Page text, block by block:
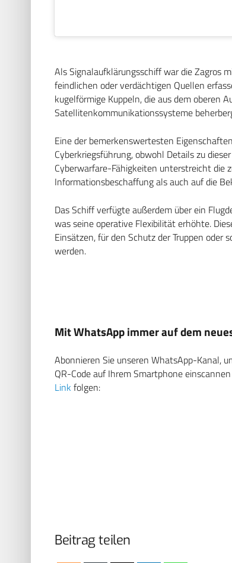
Als Signalaufklärungsschiff war die Zagros
feindlichen oder verdächtigen Quellen
kugelförmige Kuppeln, die aus dem oberen
Satellitenkommunikationssysteme
Eine der bemerkenswertesten
Cyberkriegsführung, obwohl Details zu
Cyberwarfare-Fähigkeiten unterstreicht die
Informationsbeschaffung als auch auf die
Das Schiff verfügte außerdem über ein
was seine operative Flexibilität erhöhte.
Einsätzen, für den Schutz der Truppen
werden.
Mit WhatsApp immer auf dem
Abonnieren Sie unseren WhatsApp-Kanal,
QR-Code auf Ihrem Smartphone
Link folgen:
Beitrag teilen